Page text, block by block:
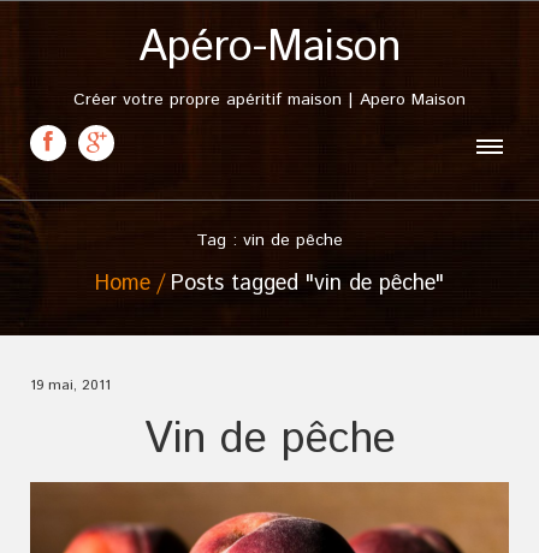
Apéro-Maison
Créer votre propre apéritif maison | Apero Maison
Tag : vin de pêche
Home Posts tagged "vin de pêche"
19 mai, 2011
Vin de pêche